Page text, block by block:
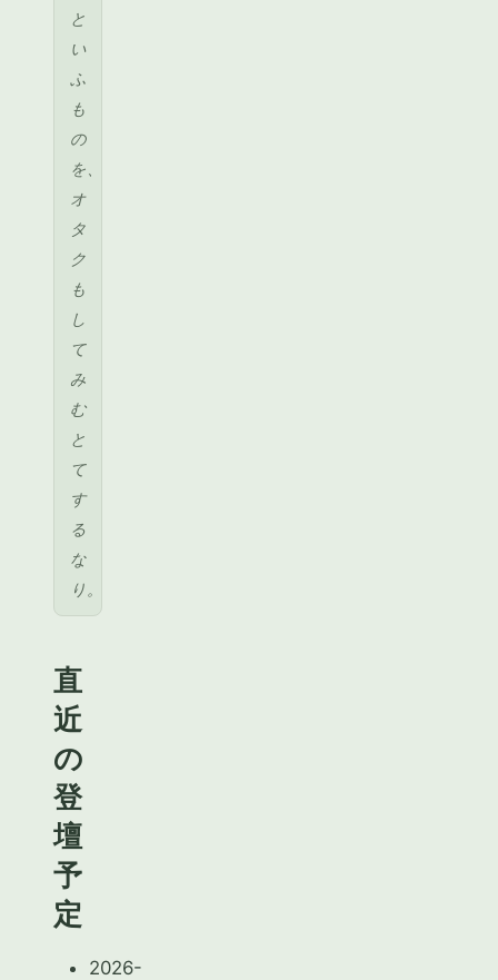
と
い
ふ
も
の
を、
オ
タ
ク
も
し
て
み
む
と
て
す
る
な
り。
直
近
の
登
壇
予
定
2026-